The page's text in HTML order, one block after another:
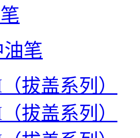
油笔
拔盖系列）
拔盖系列）